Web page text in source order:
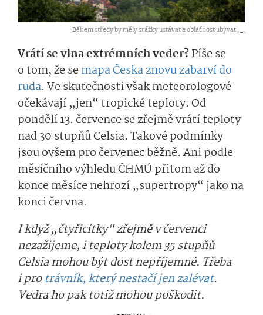
Během středy by měly srážky ustávat a oblačnost ubývat ,...
Vrátí se vlna extrémních veder?Píše se
o tom, že semapa Česka znovu zabarví do
ruda. Ve skutečnosti však meteorologové
očekávají „jen“ tropické teploty. Od
pondělí 13. července se zřejmě vrátí teploty
nad 30 stupňů Celsia. Takové podmínky
jsou ovšem pro červenec běžně. Ani podle
měsíčního výhledu ČHMÚ přitom až do
konce měsíce nehrozí „supertropy“ jako na
konci června.
I když „čtyřicítky“ zřejmě v červenci
nezažijeme, i teploty kolem 35 stupňů
Celsia mohou být dost nepříjemné. Třeba
i protrávník, který nestačí jen zalévat.
Vedra ho pak totiž mohou poškodit.